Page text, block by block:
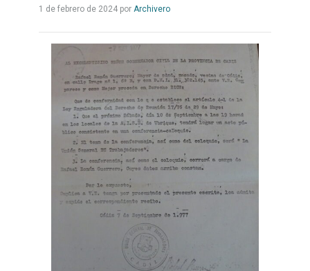
1 de febrero de 2024por ArchiveroLeer